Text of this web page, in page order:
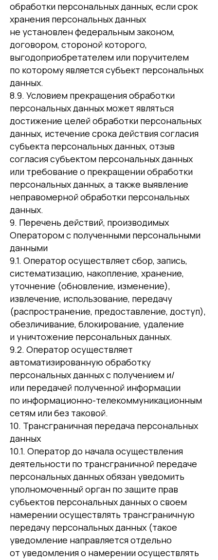
обработки персональных данных, если срок
хранения персональных данных
не установлен федеральным законом,
договором, стороной которого,
выгодоприобретателем или поручителем
по которому является субъект персональных
данных.
8.9. Условием прекращения обработки
персональных данных может являться
достижение целей обработки персональных
данных, истечение срока действия согласия
субъекта персональных данных, отзыв
согласия субъектом персональных данных
или требование о прекращении обработки
персональных данных, а также выявление
неправомерной обработки персональных
данных.
9. Перечень действий, производимых
Оператором с полученными персональными
данными
9.1. Оператор осуществляет сбор, запись,
систематизацию, накопление, хранение,
уточнение (обновление, изменение),
извлечение, использование, передачу
(распространение, предоставление, доступ),
обезличивание, блокирование, удаление
и уничтожение персональных данных.
9.2. Оператор осуществляет
автоматизированную обработку
персональных данных с получением и/
или передачей полученной информации
по информационно-телекоммуникационным
сетям или без таковой.
10. Трансграничная передача персональных
данных
10.1. Оператор до начала осуществления
деятельности по трансграничной передаче
персональных данных обязан уведомить
уполномоченный орган по защите прав
субъектов персональных данных о своем
намерении осуществлять трансграничную
передачу персональных данных (такое
уведомление направляется отдельно
от уведомления о намерении осуществлять